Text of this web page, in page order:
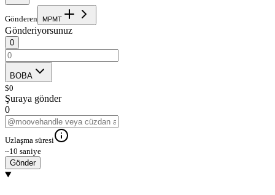
Gönderen MPMT
Gönderiyorsunuz
0
BOBA
$0
Şuraya gönder
0
Uzlaşma süresi
~10 saniye
Gönder